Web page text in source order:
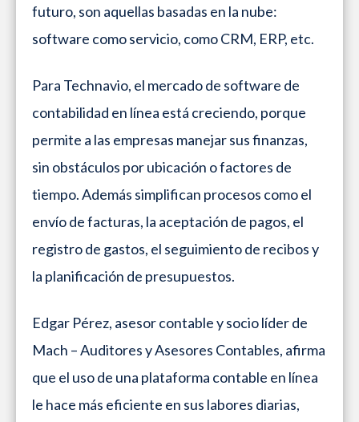
futuro, son aquellas basadas en la nube:
software como servicio, como CRM, ERP, etc.
Para Technavio, el mercado de software de
contabilidad en línea está creciendo, porque
permite a las empresas manejar sus finanzas,
sin obstáculos por ubicación o factores de
tiempo. Además simplifican procesos como el
envío de facturas, la aceptación de pagos, el
registro de gastos, el seguimiento de recibos y
la planificación de presupuestos.
Edgar Pérez, asesor contable y socio líder de
Mach – Auditores y Asesores Contables, afirma
que el uso de una plataforma contable en línea
le hace más eficiente en sus labores diarias,